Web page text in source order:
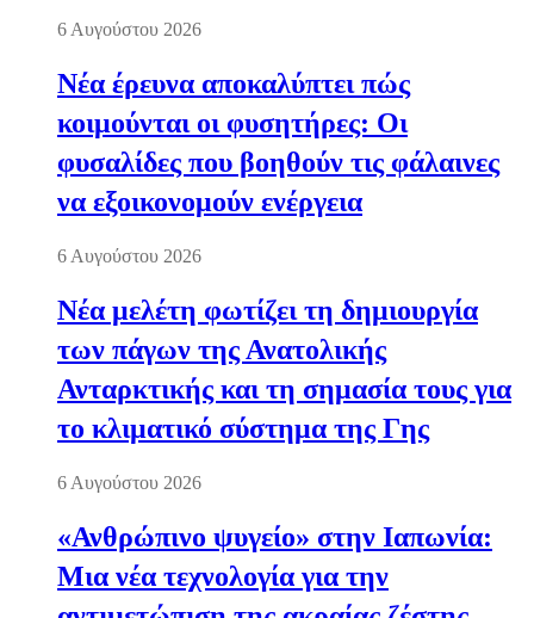
6 Αυγούστου 2026
Νέα έρευνα αποκαλύπτει πώς
κοιμούνται οι φυσητήρες: Οι
φυσαλίδες που βοηθούν τις φάλαινες
να εξοικονομούν ενέργεια
6 Αυγούστου 2026
Νέα μελέτη φωτίζει τη δημιουργία
των πάγων της Ανατολικής
Ανταρκτικής και τη σημασία τους για
το κλιματικό σύστημα της Γης
6 Αυγούστου 2026
«Ανθρώπινο ψυγείο» στην Ιαπωνία:
Μια νέα τεχνολογία για την